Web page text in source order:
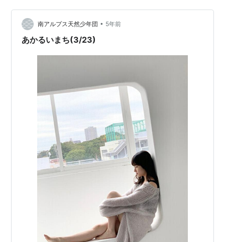
南アルプス天然少年団 • 5年前
あかるいまち(3/23)